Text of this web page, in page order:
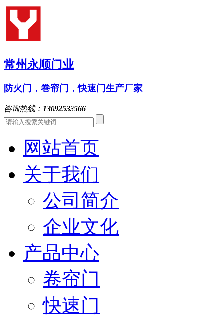
常州永顺门业
防火门，巻帘门，快速门生产厂家
咨询热线： 13092533566
网站首页
关于我们
公司简介
企业文化
产品中心
卷帘门
快速门